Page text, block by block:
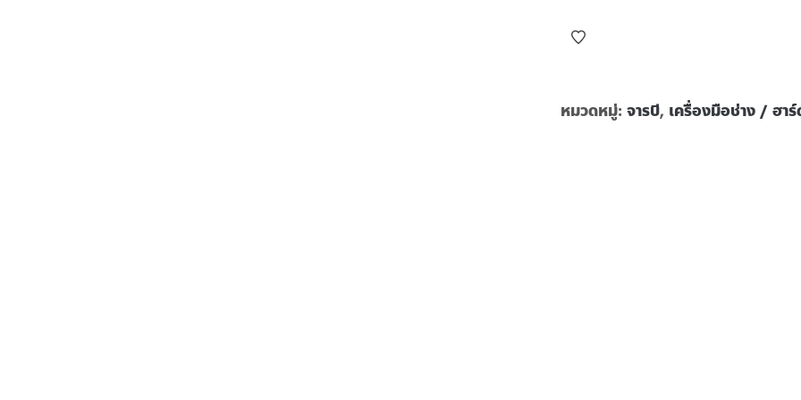
หมวดหมู่: จารบี, เครื่องมือช่าง / ฮา